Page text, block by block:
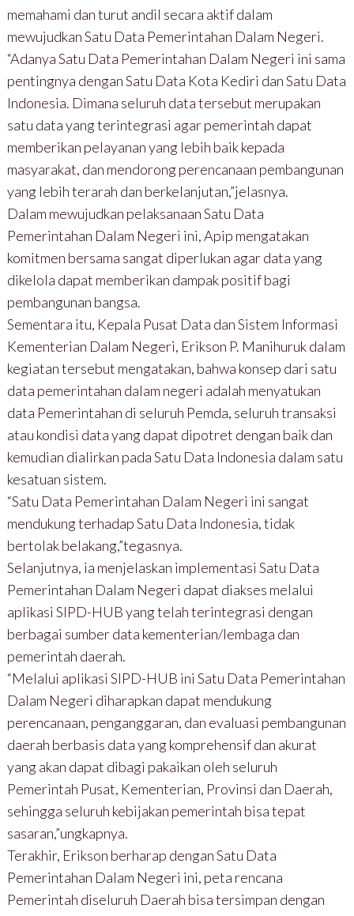
memahami dan turut andil secara aktif dalam
mewujudkan Satu Data Pemerintahan Dalam Negeri.
“Adanya Satu Data Pemerintahan Dalam Negeri ini sama
pentingnya dengan Satu Data Kota Kediri dan Satu Data
Indonesia. Dimana seluruh data tersebut merupakan
satu data yang terintegrasi agar pemerintah dapat
memberikan pelayanan yang lebih baik kepada
masyarakat, dan mendorong perencanaan pembangunan
yang lebih terarah dan berkelanjutan,”jelasnya.
Dalam mewujudkan pelaksanaan Satu Data
Pemerintahan Dalam Negeri ini, Apip mengatakan
komitmen bersama sangat diperlukan agar data yang
dikelola dapat memberikan dampak positif bagi
pembangunan bangsa.
Sementara itu, Kepala Pusat Data dan Sistem Informasi
Kementerian Dalam Negeri, Erikson P. Manihuruk dalam
kegiatan tersebut mengatakan, bahwa konsep dari satu
data pemerintahan dalam negeri adalah menyatukan
data Pemerintahan di seluruh Pemda, seluruh transaksi
atau kondisi data yang dapat dipotret dengan baik dan
kemudian dialirkan pada Satu Data Indonesia dalam satu
kesatuan sistem.
“Satu Data Pemerintahan Dalam Negeri ini sangat
mendukung terhadap Satu Data Indonesia, tidak
bertolak belakang,”tegasnya.
Selanjutnya, ia menjelaskan implementasi Satu Data
Pemerintahan Dalam Negeri dapat diakses melalui
aplikasi SIPD-HUB yang telah terintegrasi dengan
berbagai sumber data kementerian/lembaga dan
pemerintah daerah.
“Melalui aplikasi SIPD-HUB ini Satu Data Pemerintahan
Dalam Negeri diharapkan dapat mendukung
perencanaan, penganggaran, dan evaluasi pembangunan
daerah berbasis data yang komprehensif dan akurat
yang akan dapat dibagi pakaikan oleh seluruh
Pemerintah Pusat, Kementerian, Provinsi dan Daerah,
sehingga seluruh kebijakan pemerintah bisa tepat
sasaran,”ungkapnya.
Terakhir, Erikson berharap dengan Satu Data
Pemerintahan Dalam Negeri ini, peta rencana
Pemerintah diseluruh Daerah bisa tersimpan dengan